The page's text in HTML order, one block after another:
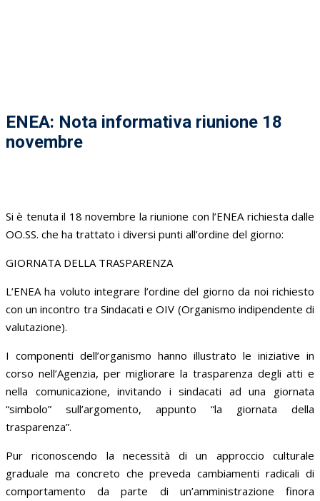
ENEA: Nota informativa riunione 18
novembre
Si è tenuta il 18 novembre la riunione con l’ENEA richiesta dalle
OO.SS. che ha trattato i diversi punti all’ordine del giorno:
GIORNATA DELLA TRASPARENZA
L’ENEA ha voluto integrare l’ordine del giorno da noi richiesto
con un incontro tra Sindacati e OIV (Organismo indipendente di
valutazione).
I componenti dell’organismo hanno illustrato le iniziative in
corso nell’Agenzia, per migliorare la trasparenza degli atti e
nella comunicazione, invitando i sindacati ad una giornata
“simbolo” sull’argomento, appunto “la giornata della
trasparenza”.
Pur riconoscendo la necessità di un approccio culturale
graduale ma concreto che preveda cambiamenti radicali di
comportamento da parte di un’amministrazione finora